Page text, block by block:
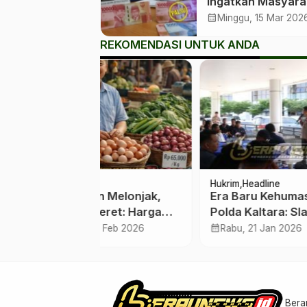
Waspada
Lebaran
calendar_monthMinggu, 15 Mar
REKOMENDASI UNTUK ANDA
Era Baru Kehumasan
Polda Kaltara: Slamet
Wahyudi Pererat Sinergi
calendar_month Rabu, 21 Jan 2026 calendar_month